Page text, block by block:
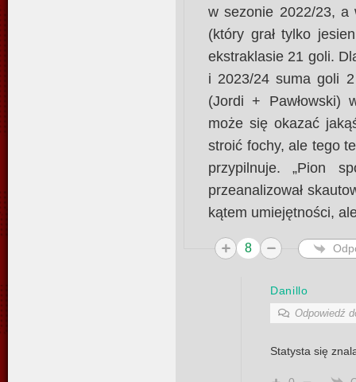
w sezonie 2022/23, a
(który grał tylko
ekstraklasie 21 goli.
i 2023/24 suma goli
(Jordi + Pawłowski)
może się okazać
stroić fochy, ale tego
przypilnuje. „Pion
przeanalizował
kątem umiejętności,
8
Danillo
Odpowiedź
Statysta się